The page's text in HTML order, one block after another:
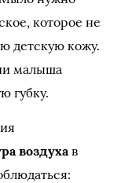
которое не
детскую кожу.
малыша
губку.
воздухав